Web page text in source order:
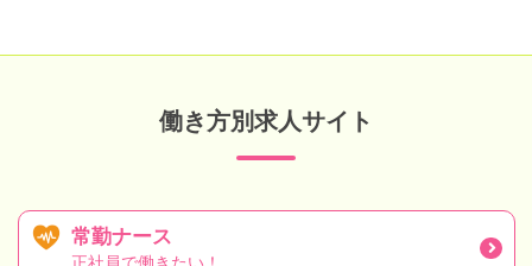
働き方別求人サイト
常勤ナース